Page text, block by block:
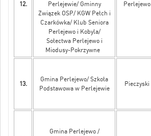
12.
Perlejewie/ Gminny
Związek OSP/ KGW Pełch i
Czarkówka/ Klub Seniora
Perlejewo i Kobyla/
Sołectwa Perlejewo i
Miodusy-Pokrzywne
Perlejewo
13.
Gmina Perlejewo/ Szkoła
Podstawowa w Perlejewie
Pieczyski
Gmina Perlejewo /